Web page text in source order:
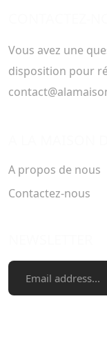
Vous avez une
disposition pour
A propos de nous
Contactez-nous